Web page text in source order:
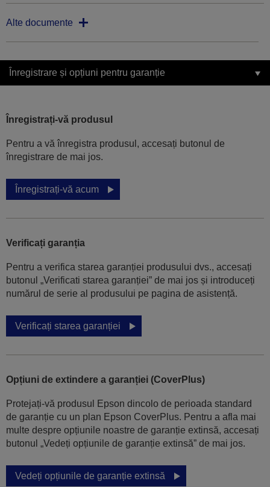
Alte documente
Înregistrare și opțiuni pentru garanție
Înregistrați-vă produsul
Pentru a vă înregistra produsul, accesați butonul de
înregistrare de mai jos.
Înregistrați-vă acum
Verificați garanția
Pentru a verifica starea garanției produsului dvs., accesați
butonul „Verificati starea garanției” de mai jos și introduceți
numărul de serie al produsului pe pagina de asistență.
Verificați starea garanției
Opțiuni de extindere a garanției (CoverPlus)
Protejați-vă produsul Epson dincolo de perioada standard
de garanție cu un plan Epson CoverPlus. Pentru a afla mai
multe despre opțiunile noastre de garanție extinsă, accesați
butonul „Vedeți opțiunile de garanție extinsă” de mai jos.
Vedeți opțiunile de garanție extinsă